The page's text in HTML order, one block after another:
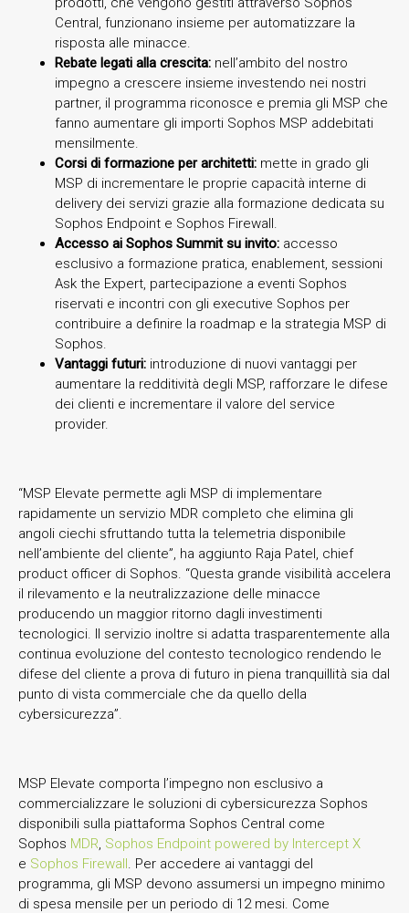
Central, funzionano insieme per automatizzare la
risposta alle minacce.
Rebate legati alla crescita: nell’ambito del nostro
impegno a crescere insieme investendo nei nostri
partner, il programma riconosce e premia gli MSP che
fanno aumentare gli importi Sophos MSP addebitati
mensilmente.
Corsi di formazione per architetti: mette in grado gli
MSP di incrementare le proprie capacità interne di
delivery dei servizi grazie alla formazione dedicata su
Sophos Endpoint e Sophos Firewall.
Accesso ai Sophos Summit su invito: accesso
esclusivo a formazione pratica, enablement, sessioni
Ask the Expert, partecipazione a eventi Sophos
riservati e incontri con gli executive Sophos per
contribuire a definire la roadmap e la strategia MSP di
Sophos.
Vantaggi futuri: introduzione di nuovi vantaggi per
aumentare la redditività degli MSP, rafforzare le difese
dei clienti e incrementare il valore del service
provider.
“MSP Elevate permette agli MSP di implementare
rapidamente un servizio MDR completo che elimina gli
angoli ciechi sfruttando tutta la telemetria disponibile
nell’ambiente del cliente”, ha aggiunto Raja Patel, chief
product officer di Sophos. “Questa grande visibilità accelera
il rilevamento e la neutralizzazione delle minacce
producendo un maggior ritorno dagli investimenti
tecnologici. Il servizio inoltre si adatta trasparentemente alla
continua evoluzione del contesto tecnologico rendendo le
difese del cliente a prova di futuro in piena tranquillità sia dal
punto di vista commerciale che da quello della
cybersicurezza”.
MSP Elevate comporta l’impegno non esclusivo a
commercializzare le soluzioni di cybersicurezza Sophos
disponibili sulla piattaforma Sophos Central come
Sophos MDR, Sophos Endpoint powered by Intercept X
e Sophos Firewall. Per accedere ai vantaggi del
programma, gli MSP devono assumersi un impegno minimo
di spesa mensile per un periodo di 12 mesi. Come